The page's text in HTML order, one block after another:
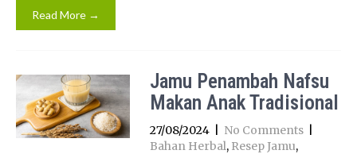
Read More →
Jamu Penambah Nafsu
Makan Anak Tradisional
27/08/2024 No Comments
Bahan Herbal, Resep Jamu,